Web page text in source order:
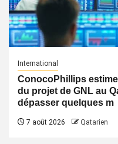
International
ConocoPhillips
du projet de GNL au
dépasser quelques m
7 août 2026 Qatarien